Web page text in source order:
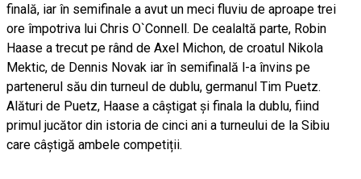
finală, iar în semifinale a avut un meci fluviu de aproape trei
ore împotriva lui Chris O`Connell. De cealaltă parte, Robin
Haase a trecut pe rând de Axel Michon, de croatul Nikola
Mektic, de Dennis Novak iar în semifinală l-a învins pe
partenerul său din turneul de dublu, germanul Tim Puetz.
Alături de Puetz, Haase a câștigat și finala la dublu, fiind
primul jucător din istoria de cinci ani a turneului de la Sibiu
care câștigă ambele competiții.